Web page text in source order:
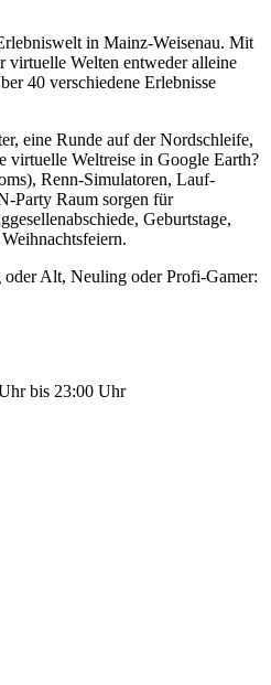
in Mainz-Weisenau. Mit
virtuelle Welten entweder alleine
40 verschiedene Erlebnisse
eine Runde auf der Nordschleife,
virtuelle Weltreise in Google Earth?
Renn-Simulatoren, Lauf-
Party Raum sorgen für
Geburtstage,
Alt, Neuling oder Profi-Gamer:
bis 23:00 Uhr